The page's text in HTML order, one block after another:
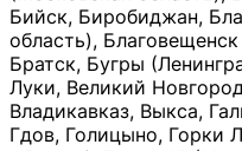
Бийск, Биробиджан,
область),
Братск, Бугры
Луки, Великий
Владикавказ, Выкса,
Гдов, Голицыно, Горки